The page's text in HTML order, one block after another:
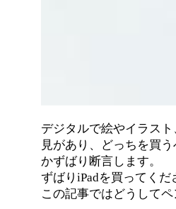
デジタルで絵やイラス
見があり、どっちを買
かずばり断言します。
ずばりiPadを買ってくだ
この記事ではどうして